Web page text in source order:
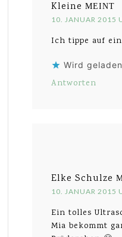
Kleine MEINT
10. JANUAR 2015
Ich tippe auf
Wird
Antworten
Elke Schulze
10. JANUAR 2015
Ein tolles
Mia bekommt